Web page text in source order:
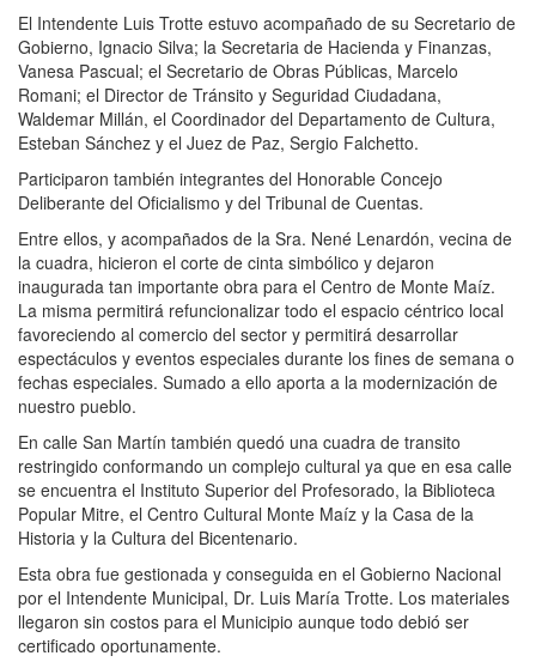
El Intendente Luis Trotte estuvo acompañado de su Secretario de
Gobierno, Ignacio Silva; la Secretaria de Hacienda y Finanzas,
Vanesa Pascual; el Secretario de Obras Públicas, Marcelo
Romani; el Director de Tránsito y Seguridad Ciudadana,
Waldemar Millán, el Coordinador del Departamento de Cultura,
Esteban Sánchez y el Juez de Paz, Sergio Falchetto.
Participaron también integrantes del Honorable Concejo
Deliberante del Oficialismo y del Tribunal de Cuentas.
Entre ellos, y acompañados de la Sra. Nené Lenardón, vecina de
la cuadra, hicieron el corte de cinta simbólico y dejaron
inaugurada tan importante obra para el Centro de Monte Maíz.
La misma permitirá refuncionalizar todo el espacio céntrico local
favoreciendo al comercio del sector y permitirá desarrollar
espectáculos y eventos especiales durante los fines de semana o
fechas especiales. Sumado a ello aporta a la modernización de
nuestro pueblo.
En calle San Martín también quedó una cuadra de transito
restringido conformando un complejo cultural ya que en esa calle
se encuentra el Instituto Superior del Profesorado, la Biblioteca
Popular Mitre, el Centro Cultural Monte Maíz y la Casa de la
Historia y la Cultura del Bicentenario.
Esta obra fue gestionada y conseguida en el Gobierno Nacional
por el Intendente Municipal, Dr. Luis María Trotte. Los materiales
llegaron sin costos para el Municipio aunque todo debió ser
certificado oportunamente.